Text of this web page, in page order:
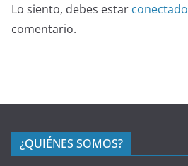
Lo siento, debes estar conectado
comentario.
¿QUIÉNES SOMOS?